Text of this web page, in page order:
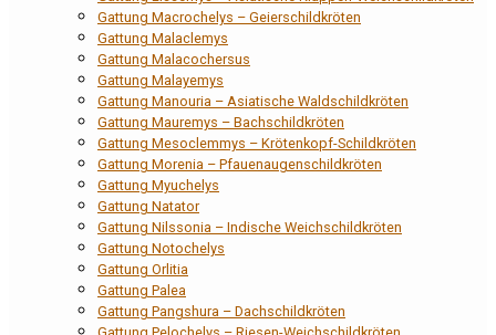
Gattung Macrochelys – Geierschildkröten
Gattung Malaclemys
Gattung Malacochersus
Gattung Malayemys
Gattung Manouria – Asiatische Waldschildkröten
Gattung Mauremys – Bachschildkröten
Gattung Mesoclemmys – Krötenkopf-Schildkröten
Gattung Morenia – Pfauenaugenschildkröten
Gattung Myuchelys
Gattung Natator
Gattung Nilssonia – Indische Weichschildkröten
Gattung Notochelys
Gattung Orlitia
Gattung Palea
Gattung Pangshura – Dachschildkröten